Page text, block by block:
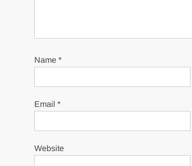
Name*
Email*
Website